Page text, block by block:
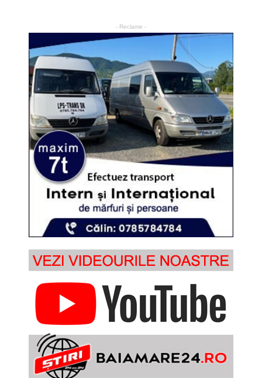
- Reclame -